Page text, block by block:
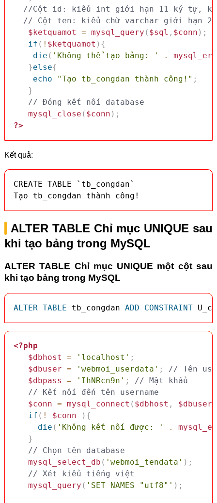
//Cột id: kiểu int giới hạn 11 ký tự, không
// Cột ten: kiểu chữ varchar giới hạn
$ketquamot
= mysql_query ( $sql , $conn ) ;
if ( ! $ketquamot ) {
die ( 'Không thể tạo bảng: ' .
}else{
echo
"Tạo tb_congdan thành công!" ;
}
// Đóng kết nối database
mysql_close ( $conn ) ;
?>
Kết quả:
CREATE TABLE `tb_congdan`
Tạo tb_congdan thành công!
ALTER TABLE Chỉ mục UNIQUE sau
khi tạo bảng trong MySQL
ALTER TABLE Chỉ mục UNIQUE một cột sau
khi tạo bảng trong MySQL
ALTER TABLE tb_congdan ADD CONSTRAINT
<?php
$dbhost
= 'localhost' ;
$dbuser = 'webmoi_userdata' ;
// Tên
$dbpass
= 'IhNRcn9n' ;
// Mật khẩu
// Kết nối đến tên username
$conn = mysql_connect ( $dbhost , $dbuser
if ( ! $conn ) {
die ( 'Không kết nối được: ' .
}
// Chọn tên database
mysql_select_db ( 'webmoi_tendata' ) ;
// Xét kiểu tiếng việt
mysql_query ( 'SET NAMES "utf8"' ) ;